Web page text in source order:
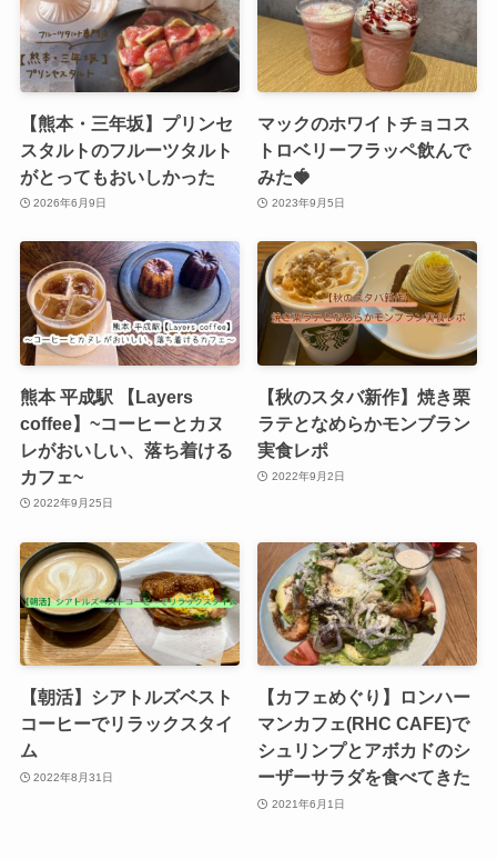
【熊本・三年坂】プリンセ
スタルトのフルーツタルト
がとってもおいしかった
2026年6月9日
マックのホワイトチョコス
トロベリーフラッペ飲んで
みた🍓
2023年9月5日
熊本 平成駅 【Layers
coffee】~コーヒーとカヌ
レがおいしい、落ち着ける
カフェ~
2022年9月25日
【秋のスタバ新作】焼き栗
ラテとなめらかモンブラン
実食レポ
2022年9月2日
【朝活】シアトルズベスト
コーヒーでリラックスタイ
ム
2022年8月31日
【カフェめぐり】ロンハー
マンカフェ(RHC CAFE)で
シュリンプとアボカドのシ
ーザーサラダを食べてきた
2021年6月1日